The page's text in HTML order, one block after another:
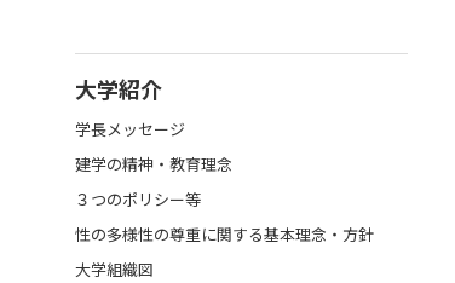
大学紹介
学長メッセージ
建学の精神・教育理念
３つのポリシー等
性の多様性の尊重に関する基本理念・方針
大学組織図